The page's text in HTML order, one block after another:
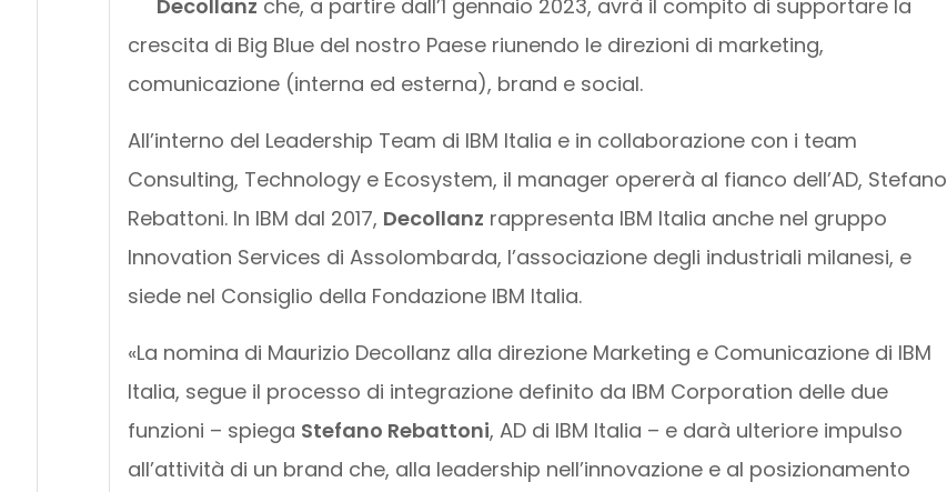
Decollanz che, a partire dall’1 gennaio 2023, avrà il compito di supportare la
crescita di Big Blue del nostro Paese riunendo le direzioni di marketing,
comunicazione (interna ed esterna), brand e social.
All’interno del Leadership Team di IBM Italia e in collaborazione con i team
Consulting, Technology e Ecosystem, il manager opererà al fianco dell’AD, Stefano
Rebattoni. In IBM dal 2017, Decollanz rappresenta IBM Italia anche nel gruppo
Innovation Services di Assolombarda, l’associazione degli industriali milanesi, e
siede nel Consiglio della Fondazione IBM Italia.
«La nomina di Maurizio Decollanz alla direzione Marketing e Comunicazione di IBM
Italia, segue il processo di integrazione definito da IBM Corporation delle due
funzioni – spiega Stefano Rebattoni, AD di IBM Italia – e darà ulteriore impulso
all’attività di un brand che, alla leadership nell’innovazione e al posizionamento